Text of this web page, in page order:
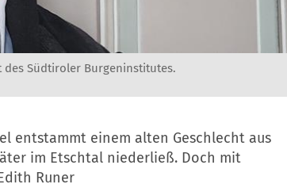
Südtiroler Burgeninstitutes.
entstammt einem alten Geschlecht aus
im Etschtal niederließ. Doch mit
Runer